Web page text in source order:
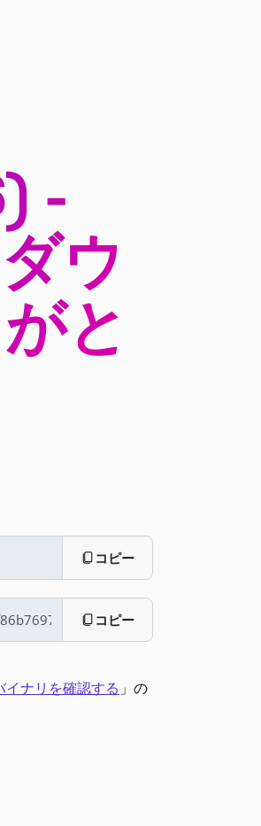
-
ウ
と
コピー
コピー
イナリを確認する 」の